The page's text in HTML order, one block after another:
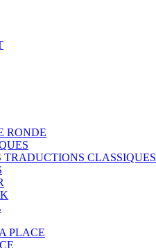
RONDE
CLASSIQUES
PLACE